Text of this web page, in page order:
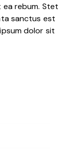
rebum. Stet
sanctus est
dolor sit